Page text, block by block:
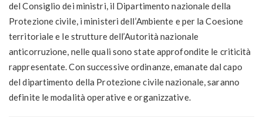
del Consiglio dei ministri, il Dipartimento nazionale della
Protezione civile, i ministeri dell’Ambiente e per la Coesione
territoriale e le strutture dell’Autorità nazionale
anticorruzione, nelle quali sono state approfondite le criticità
rappresentate. Con successive ordinanze, emanate dal capo
del dipartimento della Protezione civile nazionale, saranno
definite le modalità operative e organizzative.